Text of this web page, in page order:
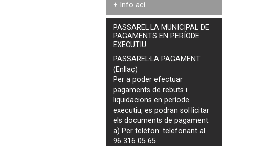
+ Info ací.
PASSAREL·LA MUNICIPAL DE
PAGAMENTS EN PERÍODE
EXECUTIU
PASSAREL·LA PAGAMENT
(Enllaç)
Per a poder efectuar
pagaments derebuts i
liquidacions en període
executiu, es podransol·licitar
els documents de pagament:
a) Per telèfon: telefonant al
96 316 05 65.